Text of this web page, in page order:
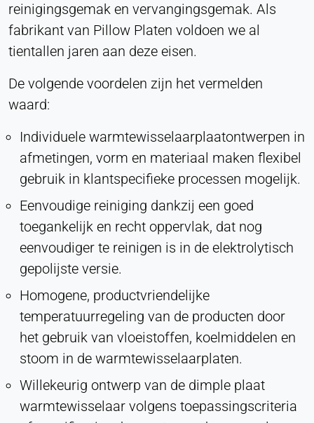
reinigingsgemak en vervangingsgemak. Als
fabrikant van Pillow Platen voldoen we al
tientallen jaren aan deze eisen.
De volgende voordelen zijn het vermelden
waard:
Individuele warmtewisselaarplaatontwerpen in
afmetingen, vorm en materiaal maken flexibel
gebruik in klantspecifieke processen mogelijk.
Eenvoudige reiniging dankzij een goed
toegankelijk en recht oppervlak, dat nog
eenvoudiger te reinigen is in de elektrolytisch
gepolijste versie.
Homogene, productvriendelijke
temperatuurregeling van de producten door
het gebruik van vloeistoffen, koelmiddelen en
stoom in de warmtewisselaarplaten.
Willekeurig ontwerp van de dimple plaat
warmtewisselaar volgens toepassingscriteria
Cookie duration:
Sessie
MARKETING
Gebruikt om marketingeffectiviteit te meten en
LinkedIn
Name:
Provider:
Purpose:
Conversie bijhouden
Cookie duration:
1 dag - 1 jaar
Leadinfo
Name:
_li_id.#, _li_id.#.expires, _li_ses.#,
_li_ses.#.expires, _li_ses.#.expires,